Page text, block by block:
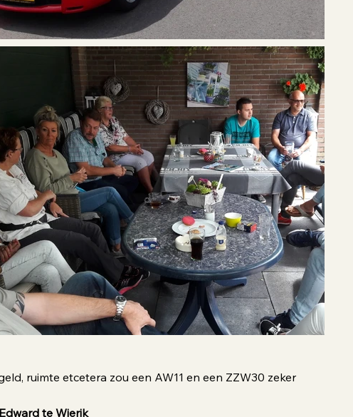
ruimte etcetera zou een AW11 en een ZZW30 zeker
Edward te Wierik